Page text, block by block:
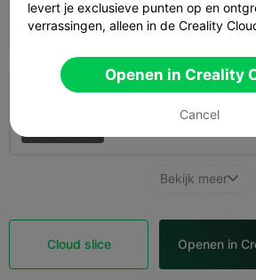
 04m 55s  1
0,2mm laag, 2
Bekijk meer
Cloud slice Openen in
levert je exclusieve punten op en
verrassingen, alleen in de Creality
Openen in Creality
Cancel